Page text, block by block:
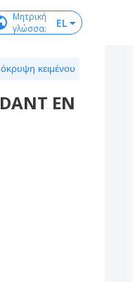
Μητρική
γλώσσα: EL
κειμένου
EN